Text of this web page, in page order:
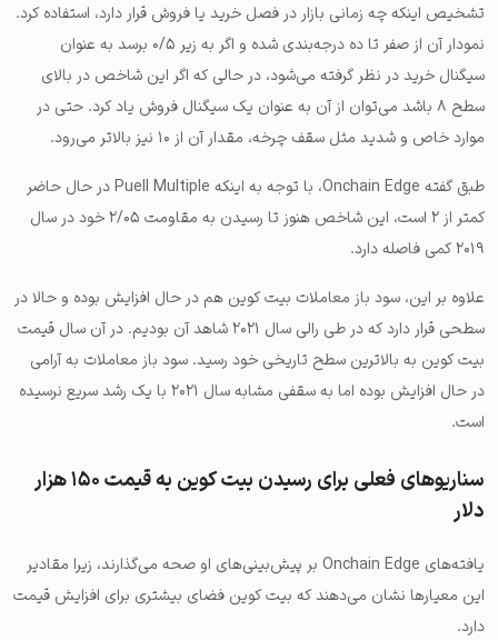
تشخیص اینکه چه زمانی بازار در فصل خرید یا فروش قرار دارد، استفاده کرد.
نمودار آن از صفر تا ده درجه‌بندی شده و اگر به زیر ۰/۵ برسد به عنوان
سیگنال خرید در نظر گرفته می‌شود، در حالی که اگر این شاخص در بالای
سطح ۸ باشد می‌توان از آن به عنوان یک سیگنال فروش یاد کرد. حتی در
موارد خاص و شدید مثل سقف چرخه، مقدار آن از ۱۰ نیز بالاتر می‌رود.
طبق گفته Onchain Edge، با توجه به اینکه Puell Multiple در حال حاضر
کمتر از ۲ است، این شاخص هنوز تا رسیدن به مقاومت ۲/۰۵ خود در سال
۲۰۱۹ کمی فاصله دارد.
علاوه بر این، سود باز معاملات بیت کوین هم در حال افزایش بوده و حالا در
سطحی قرار دارد که در طی رالی سال ۲۰۲۱ شاهد آن بودیم. در آن سال قیمت
بیت کوین به بالاترین سطح تاریخی خود رسید. سود باز معاملات به آرامی
در حال افزایش بوده اما به سقفی مشابه سال ۲۰۲۱ با یک رشد سریع نرسیده
است.
سناریوهای فعلی برای رسیدن بیت کوین به قیمت ۱۵۰ هزار
دلار
یافته‌های Onchain Edge بر پیش‌بینی‌های او صحه می‌گذارند، زیرا مقادیر
این معیارها نشان می‌دهند که بیت‌ کوین فضای بیشتری برای افزایش قیمت
دارد.